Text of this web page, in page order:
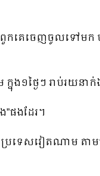
ចេញចូលទៅមក បម្រ
នុង១ថ្ងៃៗ រាប់រយន
ផងដែរ។
ប្រទេសវៀតណាម ត